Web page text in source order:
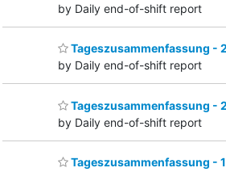
by Daily end-of-shift report
Tageszusammenfassung -
by Daily end-of-shift report
Tageszusammenfassung -
by Daily end-of-shift report
Tageszusammenfassung -